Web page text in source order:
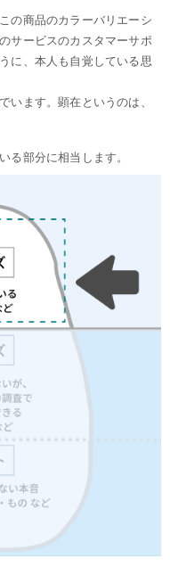
の商品のカラーバリエーシ
サービスのカスタマーサポ
に、本人も自覚している思
います。顕在というのは、
る部分に相当します。